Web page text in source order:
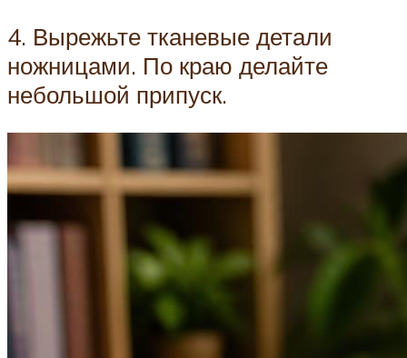
4. Вырежьте тканевые детали
ножницами. По краю делайте
небольшой припуск.